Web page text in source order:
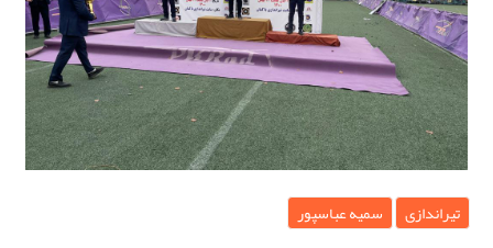
تیراندازی سمیه عباسپور